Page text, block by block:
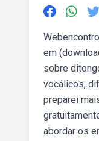
em
sobre
vocálicos,
preparei
abordar os